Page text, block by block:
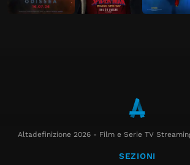
Altadefinizione 2026 - Film e Serie TV
SEZIONI